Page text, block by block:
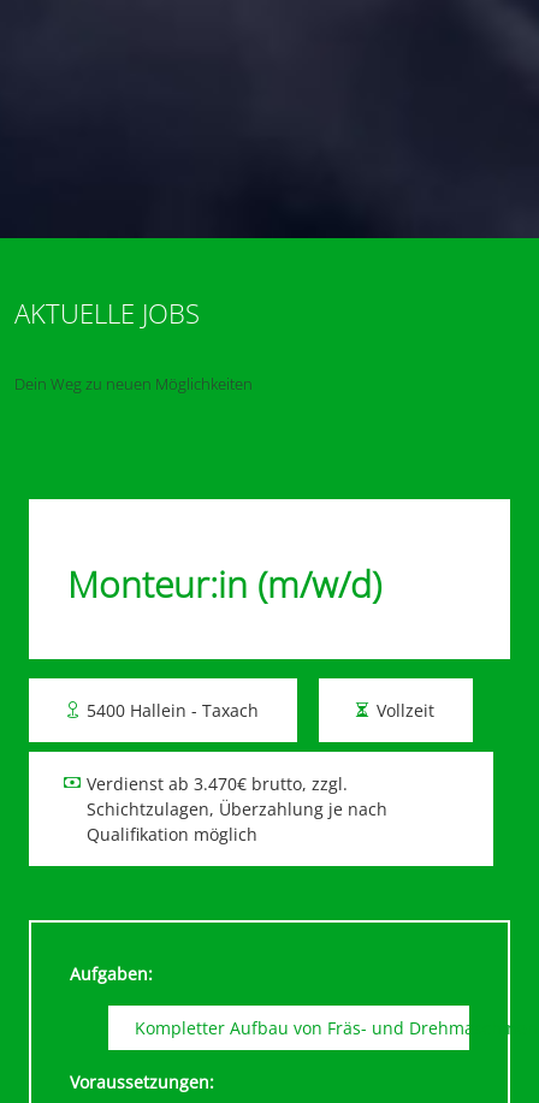
AKTUELLE JOBS
Dein Weg zu neuen Möglichkeiten
Monteur:in (m/w/d)
5400 Hallein - Taxach Vollzeit
Verdienst ab 3.470€ brutto, zzgl.
Schichtzulagen, Überzahlung je nach
Qualifikation möglich
Aufgaben:
Kompletter Aufbau von Fräs- und Drehmaschinen
Voraussetzungen: